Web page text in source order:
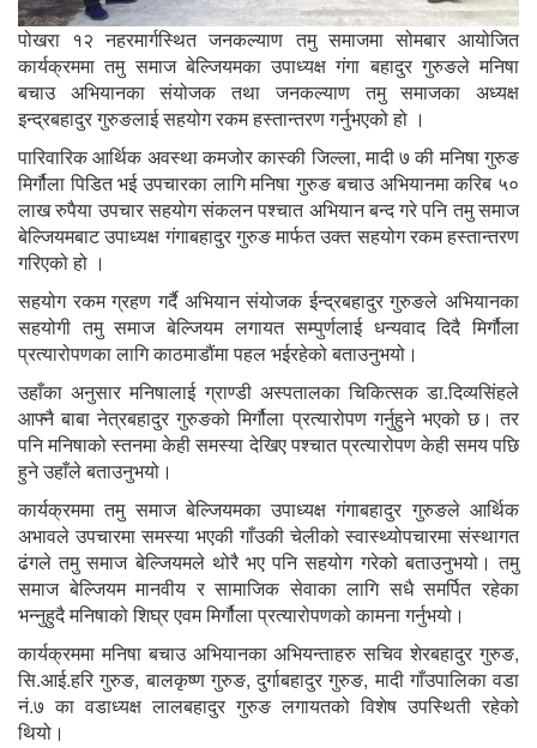
पोखरा १२ नहरमार्गस्थित जनकल्याण तमु समाजमा सोमबार आयोजित
कार्यक्रममा तमु समाज बेल्जियमका उपाध्यक्ष गंगा बहादुर गुरुङले मनिषा
बचाउ अभियानका संयोजक तथा जनकल्याण तमु समाजका अध्यक्ष
इन्द्रबहादुर गुरुङलाई सहयोग रकम हस्तान्तरण गर्नुभएको हो ।
पारिवारिक आर्थिक अवस्था कमजोर कास्की जिल्ला, मादी ७ की मनिषा गुरुङ
मिर्गौला पिडित भई उपचारका लागि मनिषा गुरुङ बचाउ अभियानमा करिब ५०
लाख रुपैया उपचार सहयोग संकलन पश्चात अभियान बन्द गरे पनि तमु समाज
बेल्जियमबाट उपाध्यक्ष गंगाबहादुर गुरुङ मार्फत उक्त सहयोग रकम हस्तान्तरण
गरिएको हो ।
सहयोग रकम ग्रहण गर्दै अभियान संयोजक ईन्द्रबहादुर गुरुङले अभियानका
सहयोगी तमु समाज बेल्जियम लगायत सम्पुर्णलाई धन्यवाद दिदै मिर्गौला
प्रत्यारोपणका लागि काठमाडौंमा पहल भईरहेको बताउनुभयो।
उहाँका अनुसार मनिषालाई ग्राण्डी अस्पतालका चिकित्सक डा.दिव्यसिंहले
आफ्नै बाबा नेत्रबहादुर गुरुङको मिर्गौला प्रत्यारोपण गर्नुहुने भएको छ। तर
पनि मनिषाको स्तनमा केही समस्या देखिए पश्चात प्रत्यारोपण केही समय पछि
हुने उहाँले बताउनुभयो।
कार्यक्रममा तमु समाज बेल्जियमका उपाध्यक्ष गंगाबहादुर गुरुङले आर्थिक
अभावले उपचारमा समस्या भएकी गाँउकी चेलीको स्वास्थ्योपचारमा संस्थागत
ढंगले तमु समाज बेल्जियमले थोरै भए पनि सहयोग गरेको बताउनुभयो। तमु
समाज बेल्जियम मानवीय र सामाजिक सेवाका लागि सधै समर्पित रहेका
भन्नुहुदै मनिषाको शिघ्र एवम मिर्गौला प्रत्यारोपणको कामना गर्नुभयो।
कार्यक्रममा मनिषा बचाउ अभियानका अभियन्ताहरु सचिव शेरबहादुर गुरुङ,
सि.आई.हरि गुरुङ, बालकृष्ण गुरुङ, दुर्गाबहादुर गुरुङ, मादी गाँउपालिका वडा
नं.७ का वडाध्यक्ष लालबहादुर गुरुङ लगायतको विशेष उपस्थिती रहेको
थियो।